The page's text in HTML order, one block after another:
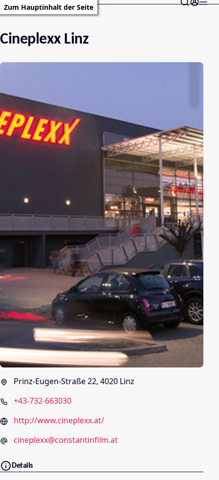
Zum Hauptinhalt der Seite
Cineplexx Linz
Prinz-Eugen-Straße 22, 4020 Linz
+43-732-663030
http://www.cineplexx.at/
cineplexx@constantinfilm.at
Details